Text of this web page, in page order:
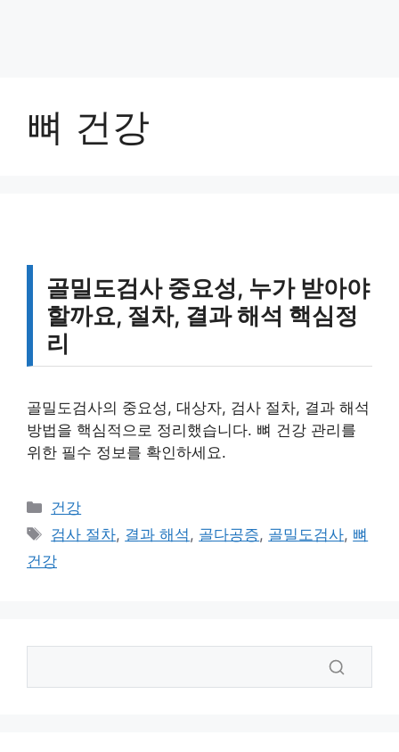
뼈 건강
골밀도검사 중요성, 누가 받아야
할까요, 절차, 결과 해석 핵심정
리
골밀도검사의 중요성, 대상자, 검사 절차, 결과 해석
방법을 핵심적으로 정리했습니다. 뼈 건강 관리를
위한 필수 정보를 확인하세요.
카
테
리
건강
태
그
검사 절차, 결과 해석, 골다공증, 골밀도검사, 뼈
건강